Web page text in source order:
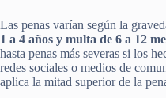
Las penas varían según la
1 a 4 años y multa de 6 a 12
hasta penas más severas si los
redes sociales o medios de
aplica la mitad superior de la